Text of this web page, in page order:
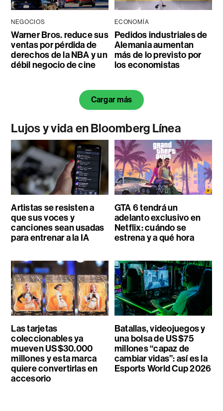
NEGOCIOS
Warner Bros. reduce sus
ventas por pérdida de
derechos de la NBA y un
débil negocio de cine
ECONOMÍA
Pedidos industriales de
Alemania aumentan
más de lo previsto por
los economistas
Cargar más
Lujos y vida en Bloomberg Línea
Artistas se resisten a
que sus voces y
canciones sean usadas
para entrenar a la IA
GTA 6 tendrá un
adelanto exclusivo en
Netflix: cuándo se
estrena y a qué hora
Las tarjetas
coleccionables ya
mueven US$30.000
millones y esta marca
quiere convertirlas en
accesorio
Batallas, videojuegos y
una bolsa de US$75
millones “capaz de
cambiar vidas”: así es la
Esports World Cup 2026